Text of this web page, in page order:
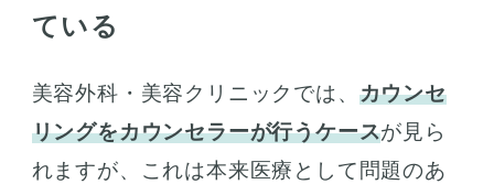
ている
美容外科・美容クリニックでは、 カウンセ
リングをカウンセラーが行うケースが見ら
れますが、これは本来医療として問題のあ